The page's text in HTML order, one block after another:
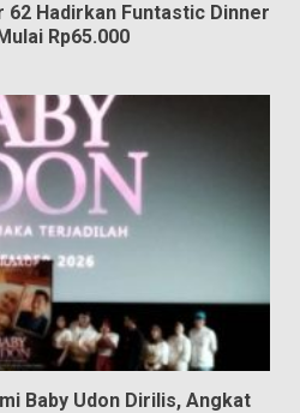
62 Hadirkan Funtastic Dinner
Rp65.000
Baby Udon Dirilis, Angkat